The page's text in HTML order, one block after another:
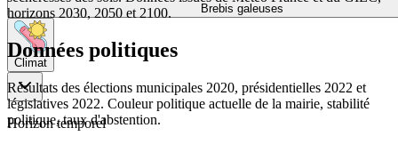
Brebis galeuses
Climat
Horizon temporel
horizons 2030, 2050 et 2100.
Données politiques
Résultats des élections municipales 2020, présidentielles 2022 et
législatives 2022. Couleur politique actuelle de la mairie, stabilité
politique, taux d'abstention.